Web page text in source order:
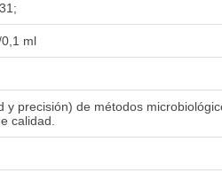
ml
y precisión) de métodos
calidad.